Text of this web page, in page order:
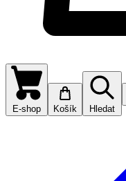
E-shop Košík Hledat